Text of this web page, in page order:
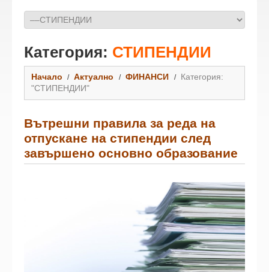
Категория: СТИПЕНДИИ
Начало Актуално ФИНАНСИ
Категория:
"СТИПЕНДИИ"
Вътрешни правила за реда на
отпускане на стипендии след
завършено основно образование